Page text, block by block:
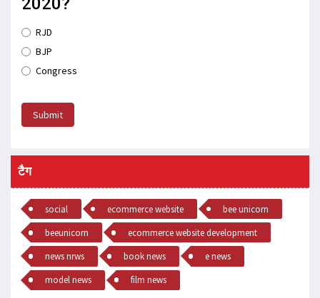
RJD
BJP
Congress
Submit
टैग
social ecommerce website
bee unicorn
beeunicorn
ecommerce website development
news nrws
book news
e news
model news
film news